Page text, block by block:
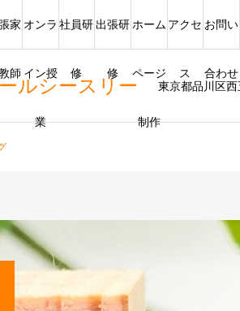
ルシースリー 東京都品川区
家
師
オンラ
イン授
業
社員研
修
出張研
修
ホーム
ページ
制作
アクセ
ス
お問い
合わせ